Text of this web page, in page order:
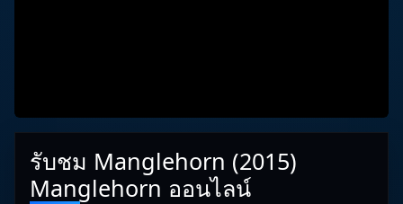
รับชม Manglehorn (2015)
Manglehorn ออนไลน์